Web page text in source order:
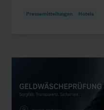
Pressemitteilungen Hotels